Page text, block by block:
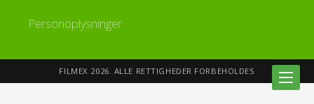
Personoplysninger
FILMEX 2026. ALLE RETTIGHEDER FORBEHOLDES